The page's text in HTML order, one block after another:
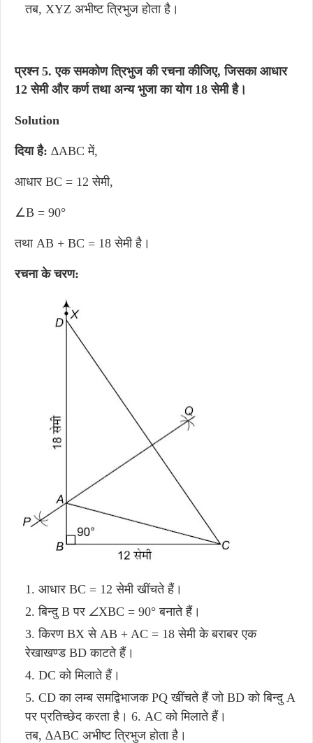
तब, XYZ अभीष्ट त्रिभुज होता है।
प्रश्न 5. एक समकोण त्रिभुज की रचना कीजिए, जिसका आधार
12 सेमी और कर्ण तथा अन्य भुजा का योग 18 सेमी है।
Solution
दिया है: ∆ABC में,
आधार BC = 12 सेमी,
∠B = 90°
तथा AB + BC = 18 सेमी है।
रचना के चरण:
आधार BC = 12 सेमी खींचते हैं।
बिन्दु B पर ∠XBC = 90° बनाते हैं।
किरण BX से AB + AC = 18 सेमी के बराबर एक
रेखाखण्ड BD काटते हैं।
DC को मिलाते हैं।
CD का लम्ब समद्विभाजक PQ खींचते हैं जो BD को बिन्दु A
पर प्रतिच्छेद करता है। 6. AC को मिलाते हैं।
तब, ∆ABC अभीष्ट त्रिभुज होता है।